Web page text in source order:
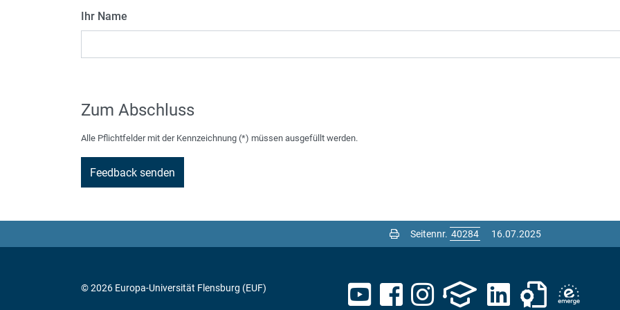
Ihr Name
Zum Abschluss
Alle Pflichtfelder mit der Kennzeichnung (*) müssen ausgefüllt werden.
Seitennr. 16.07.2025
© 2026 Europa-Universität Flensburg (EUF)